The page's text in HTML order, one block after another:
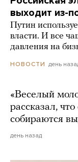
выходит из-
Путин
власти. И все
давления на
НОВОСТИ день
«Веселый
рассказал,
собираются
день назад